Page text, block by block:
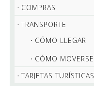
COMPRAS
TRANSPORTE
CÓMO LLEGAR
CÓMO MOVERSE
TARJETAS TURÍSTICAS